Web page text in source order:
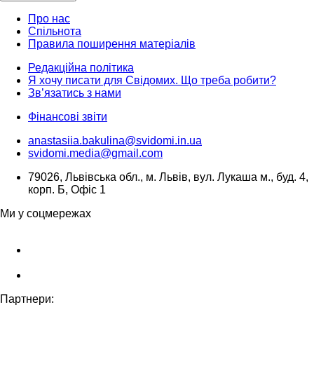
Про нас
Спільнота
Правила поширення матеріалів
Редакційна політика
Я хочу писати для Свідомих. Що треба робити?
Зв’язатись з нами
Фінансові звіти
anastasiia.bakulina@svidomi.in.ua
svidomi.media@gmail.com
79026, Львівська обл., м. Львів, вул. Лукаша м., буд. 4,
корп. Б, Офіс 1
Ми у соцмережах
Партнери: